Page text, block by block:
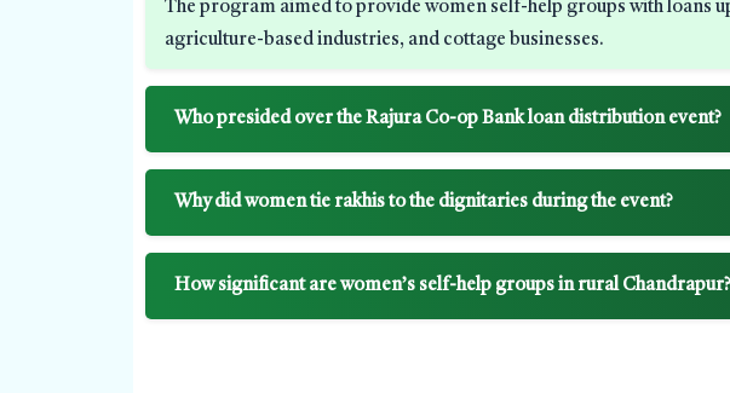
The program aimed to provide women self-help groups with loans
agriculture-based industries, and cottage businesses.
Who presided over the Rajura Co-op Bank loan distribution event?
Why did women tie rakhis to the dignitaries during the event?
How significant are women’s self-help groups in rural Chandrapur?